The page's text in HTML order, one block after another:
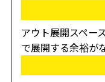
アウト展開スペー
で展開する余裕が